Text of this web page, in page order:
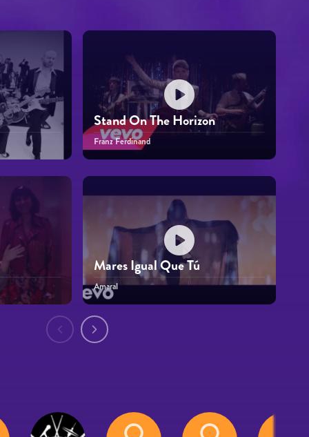
Stand On The Horizon
Franz Ferdinand
Mares Igual Que Tú
Amaral